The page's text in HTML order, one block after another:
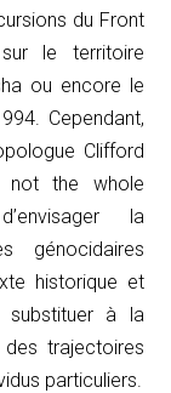
du Front
le territoire
ou encore le
Cependant,
Clifford
the whole
la
génocidaires
historique et
substituer à la
trajectoires
particuliers.